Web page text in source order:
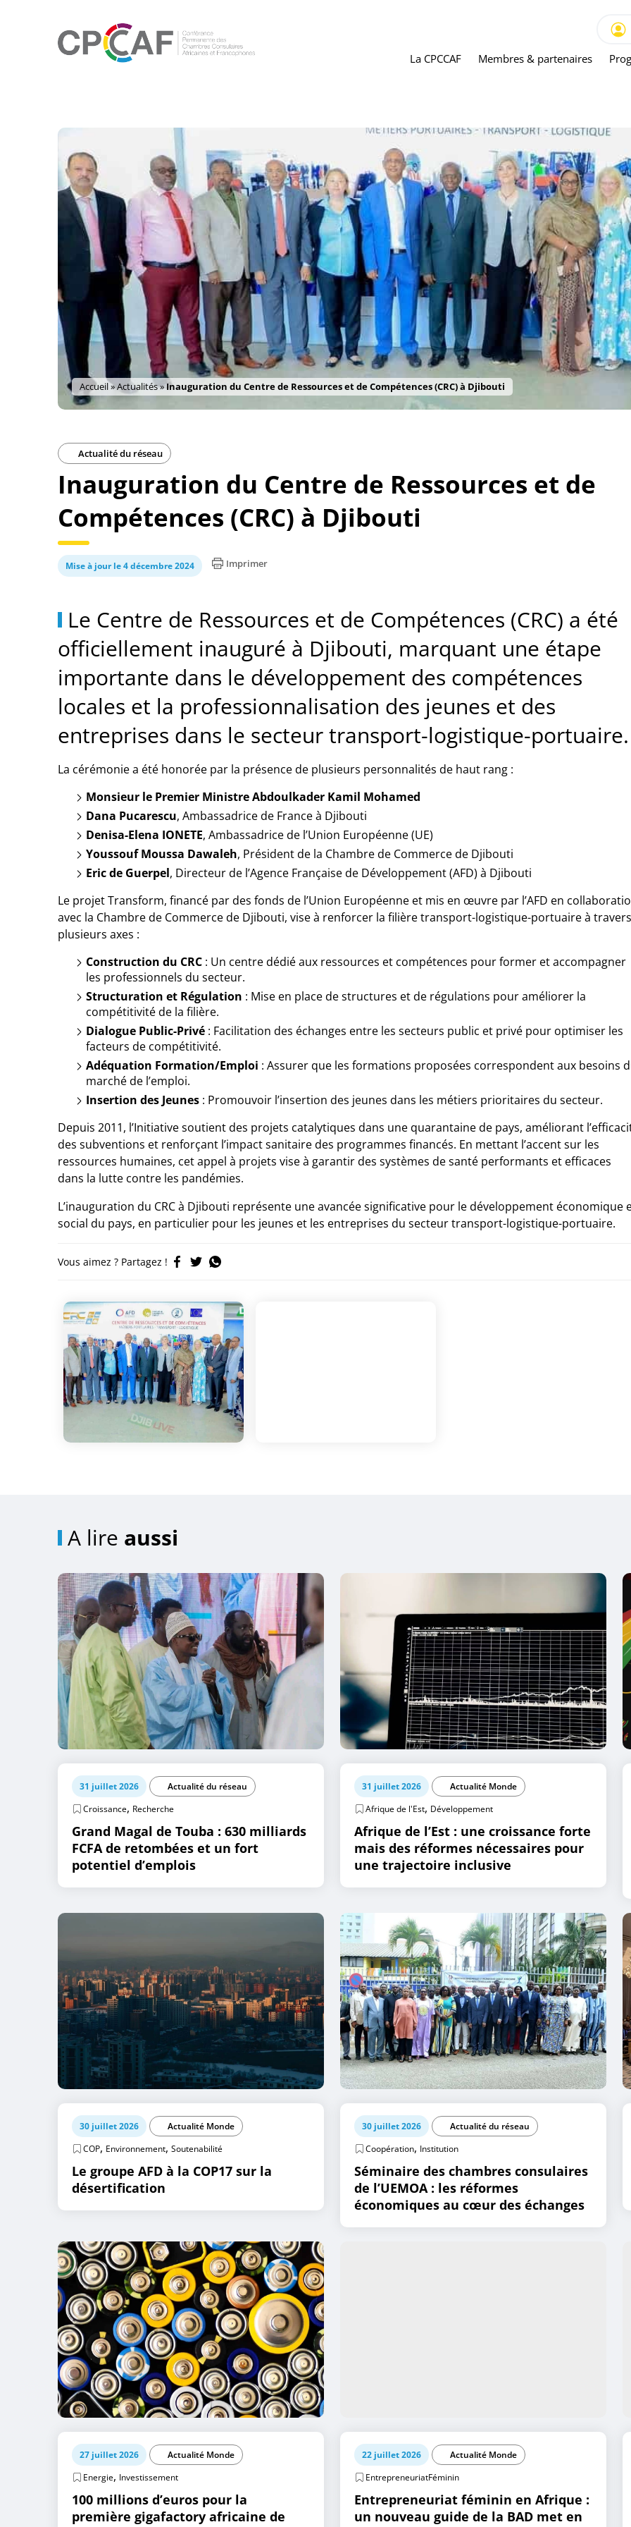
La CPCCAF Membres & partenaires
Accueil»Actualités»Inauguration du Centre de Ressources et de Compétences (CRC) à Djibouti
Actualité du réseau
Inauguration du Centre de Ressources et de
Compétences (CRC) à Djibouti
Mise à jour le 4 décembre 2024 Imprimer
Le Centre de Ressources et de Compétences (CRC) a été
officiellement inauguré à Djibouti, marquant une étape
importante dans le développement des compétences
locales et la professionnalisation des jeunes et des
entreprises dans le secteur transport-logistique-portuaire.
La cérémonie a été honorée par la présence de plusieurs personnalités de haut rang :
Monsieur le Premier Ministre Abdoulkader Kamil Mohamed
Dana Pucarescu, Ambassadrice de France à Djibouti
Denisa-Elena IONETE, Ambassadrice de l’Union Européenne (UE)
Youssouf Moussa Dawaleh, Président de la Chambre de Commerce de Djibouti
Eric de Guerpel, Directeur de l’Agence Française de Développement (AFD) à Djibouti
Le projet Transform, financé par des fonds de l’Union Européenne et mis en œuvre par l’AFD en
avec la Chambre de Commerce de Djibouti, vise à renforcer la filière transport-logistique-portuaire à travers
plusieurs axes :
Construction du CRC : Un centre dédié aux ressources et compétences pour former et accompagner
les professionnels du secteur.
Structuration et Régulation : Mise en place de structures et de régulations pour améliorer la
compétitivité de la filière.
Dialogue Public-Privé : Facilitation des échanges entre les secteurs public et privé pour optimiser les
facteurs de compétitivité.
Adéquation Formation/Emploi : Assurer que les formations proposées correspondent aux besoins
marché de l’emploi.
Insertion des Jeunes : Promouvoir l’insertion des jeunes dans les métiers prioritaires du secteur.
Depuis 2011, l’Initiative soutient des projets catalytiques dans une quarantaine de pays, améliorant
des subventions et renforçant l’impact sanitaire des programmes financés. En mettant l’accent sur les
ressources humaines, cet appel à projets vise à garantir des systèmes de santé performants et efficaces
dans la lutte contre les pandémies.
L’inauguration du CRC à Djibouti représente une avancée significative pour le développement économique
social du pays, en particulier pour les jeunes et les entreprises du secteur transport-logistique-portuaire.
Vous aimez ? Partagez !
A lire aussi
31 juillet 2026
Actualité du réseau
Croissance, Recherche
Grand Magal de Touba : 630 milliards
FCFA de retombées et un fort
potentiel d’emplois
31 juillet 2026
Actualité Monde
Afrique de l'Est, Développement
Afrique de l’Est : une croissance forte
mais des réformes nécessaires pour
une trajectoire inclusive
30 juillet 2026
Actualité Monde
COP, Environnement, Soutenabilité
Le groupe AFD à la COP17 sur la
désertification
30 juillet 2026
Actualité du réseau
Coopération, Institution
Séminaire des chambres consulaires
de l’UEMOA : les réformes
économiques au cœur des échanges
27 juillet 2026
Actualité Monde
Energie, Investissement
100 millions d’euros pour la
première gigafactory africaine de
22 juillet 2026
Actualité Monde
EntrepreneuriatFéminin
Entrepreneuriat féminin en Afrique :
un nouveau guide de la BAD met en